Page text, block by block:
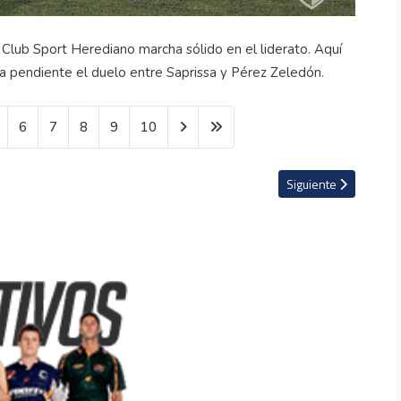
Sport Herediano marcha sólido en el liderato. Aquí
pendiente el duelo entre Saprissa y Pérez Zeledón.
6 7 8 9 10
Artículo siguiente:
Siguiente